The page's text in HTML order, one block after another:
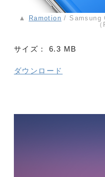
▲ Ramotion / Samsung
サイズ： 6.3 MB
ダウンロード